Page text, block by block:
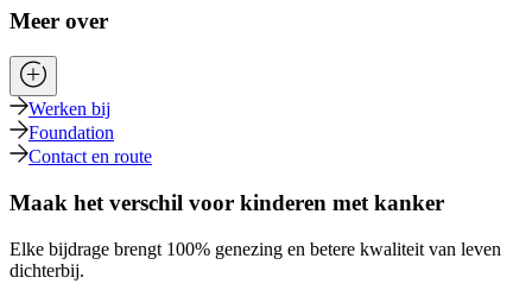
Meer over
Werken bij
Foundation
Contact en route
Maak het verschil voor kinderen met kanker
Elke bijdrage brengt 100% genezing en betere kwaliteit van leven
dichterbij.